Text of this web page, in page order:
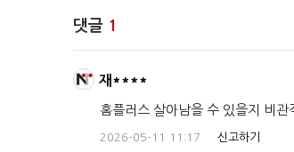
댓글 1
재****
홈플러스 살아남을 수 있을지 비
2026-05-11 11:17 신고하기